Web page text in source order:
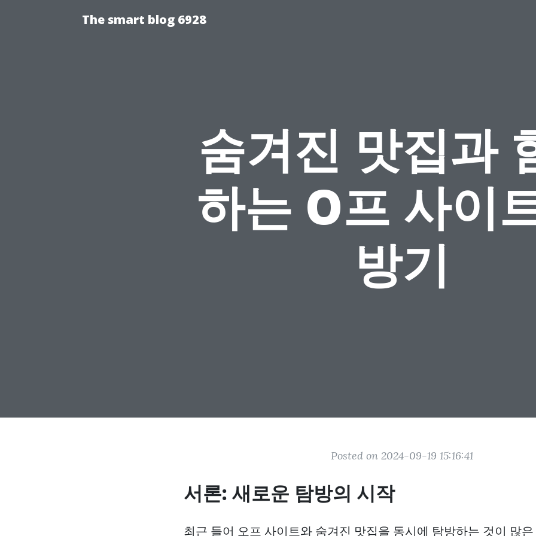
The smart blog 6928
숨겨진 맛집과
하는 O프 사이
방기
Posted on 2024-09-19 15:16:41
서론: 새로운 탐방의 시작
최근 들어 오프 사이트와 숨겨진 맛집을 동시에 탐방하는 것이 많